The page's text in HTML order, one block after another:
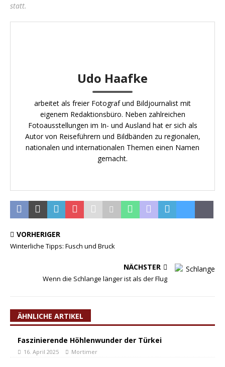
statt.
Udo Haafke
arbeitet als freier Fotograf und Bildjournalist mit
eigenem Redaktionsbüro. Neben zahlreichen
Fotoausstellungen im In- und Ausland hat er sich als
Autor von Reiseführern und Bildbänden zu regionalen,
nationalen und internationalen Themen einen Namen
gemacht.
VORHERIGER
Winterliche Tipps: Fusch und Bruck
NÄCHSTER
Wenn die Schlange länger ist als der Flug
ÄHNLICHE ARTIKEL
Faszinierende Höhlenwunder der Türkei
16. April 2025 Mortimer